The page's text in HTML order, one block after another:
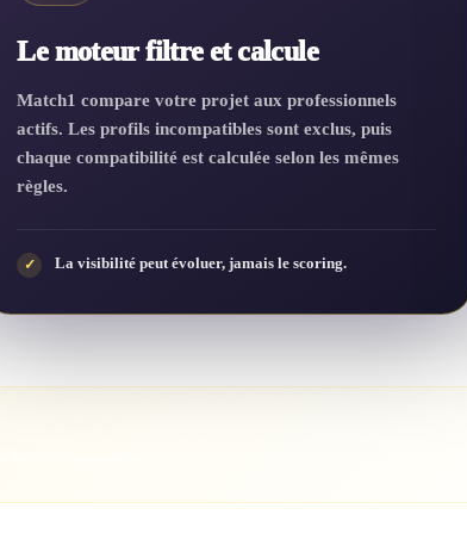
Le moteur filtre et calcule
Match1 compare votre projet aux professionnels
actifs. Les profils incompatibles sont exclus, puis
chaque compatibilité est calculée selon les mêmes
règles.
✓ La visibilité peut évoluer, jamais le scoring.